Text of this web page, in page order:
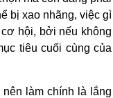
bị xao nhãng, việc gì
hội, bởi nếu không
tiêu cuối cùng của
làm chính là lắng